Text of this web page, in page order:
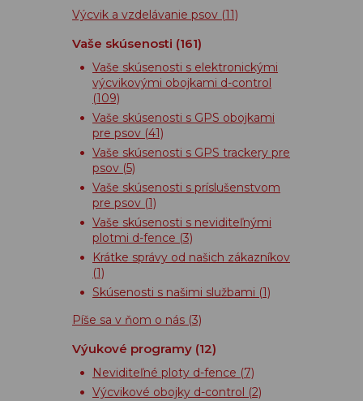
Výcvik a vzdelávanie psov (11)
Vaše skúsenosti (161)
Vaše skúsenosti s elektronickými
výcvikovými obojkami d-control
(109)
Vaše skúsenosti s GPS obojkami
pre psov (41)
Vaše skúsenosti s GPS trackery pre
psov (5)
Vaše skúsenosti s príslušenstvom
pre psov (1)
Vaše skúsenosti s neviditeľnými
plotmi d-fence (3)
Krátke správy od našich zákazníkov
(1)
Skúsenosti s našimi službami (1)
Píše sa v ňom o nás (3)
Výukové programy (12)
Neviditeľné ploty d-fence (7)
Výcvikové obojky d-control (2)